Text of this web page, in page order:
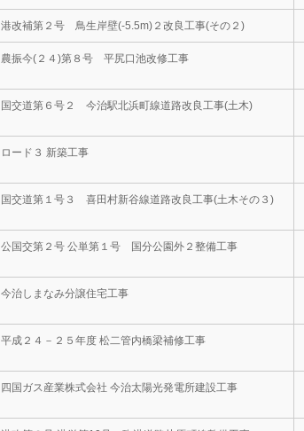
港改補第２号 鳥生岸壁(-5.5m)２改良工事(その２)
農振今(２４)第８号 平尻口池改修工事
国交道第６号２ 今治駅北浜町線道路改良工事(土木)
ロード３ 新築工事
国交道第１号３ 喜田村新谷線道路改良工事(土木その３)
公国交第２号 公単第１号 国分公園外２整備工事
今治しまなみ分譲住宅工事
平成２４－２５年度 松二管内橋梁補修工事
四国ガス産業株式会社 今治太陽光発電所建設工事